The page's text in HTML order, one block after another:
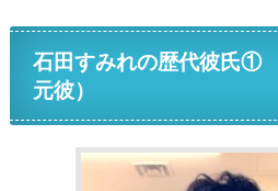
石田すみれの歴代彼氏①
元彼）